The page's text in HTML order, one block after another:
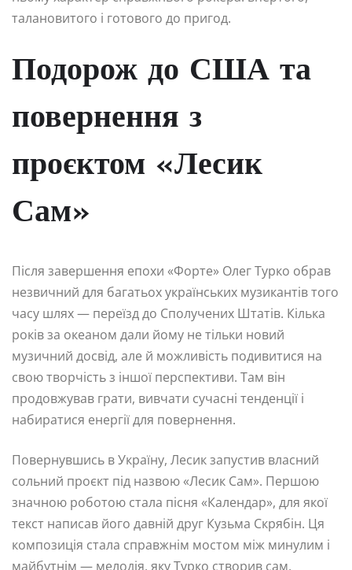
талановитого і готового до пригод.
Подорож до США та
повернення з
проєктом «Лесик
Сам»
Після завершення епохи «Форте» Олег Турко обрав
незвичний для багатьох українських музикантів того
часу шлях — переїзд до Сполучених Штатів. Кілька
років за океаном дали йому не тільки новий
музичний досвід, але й можливість подивитися на
свою творчість з іншої перспективи. Там він
продовжував грати, вивчати сучасні тенденції і
набиратися енергії для повернення.
Повернувшись в Україну, Лесик запустив власний
сольний проєкт під назвою «Лесик Сам». Першою
значною роботою стала пісня «Календар», для якої
текст написав його давній друг Кузьма Скрябін. Ця
композиція стала справжнім мостом між минулим і
майбутнім — мелодія, яку Турко створив сам,